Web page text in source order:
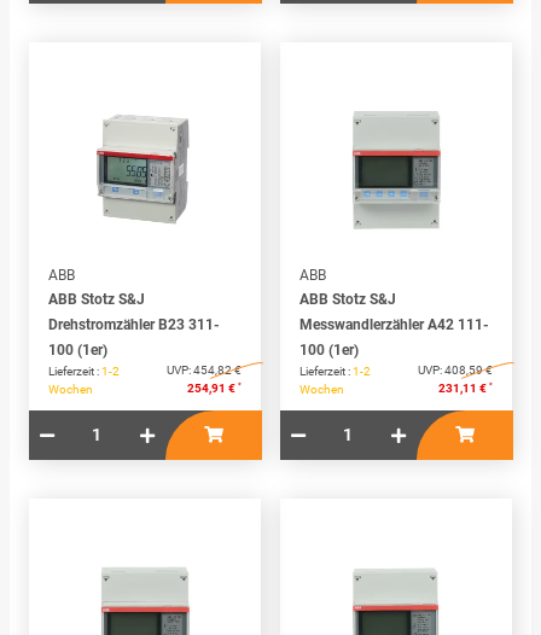
ABB
ABB Stotz S&J
Drehstromzähler B23 311-
100 (1er)
Lieferzeit :1-2
Wochen
UVP:454,82 €
254,91 € *
ABB
ABB Stotz S&J
Messwandlerzähler A42 111-
100 (1er)
Lieferzeit :1-2
Wochen
UVP:408,59 €
231,11 € *